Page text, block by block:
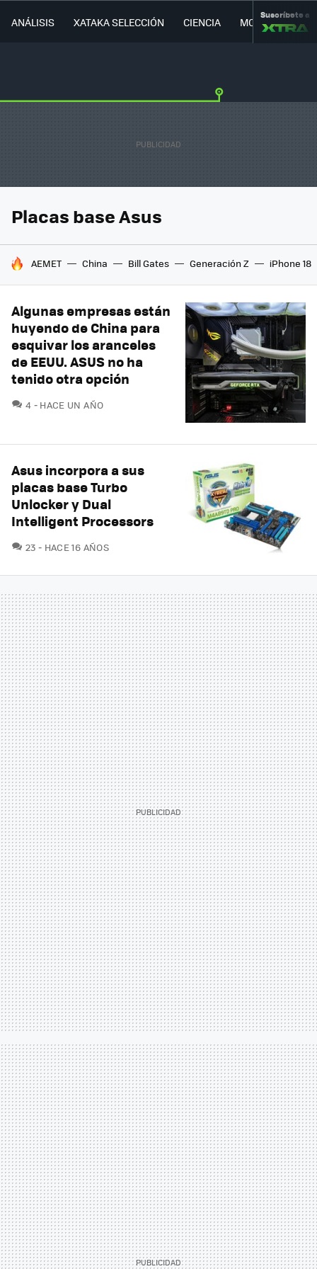
ANÁLISIS XATAKA SELECCIÓN CIENCIA MOVILIDAD
Suscríbete a
Placas base Asus
HOY SE HABLA DE
AEMET China Bill Gates Generación Z iPhone 18
Algunas empresas están
huyendo de China para
esquivar los aranceles
de EEUU. ASUS no ha
tenido otra opción
4 COMENTARIOS
HACE UN AÑO
Asus incorpora a sus
placas base Turbo
Unlocker y Dual
Intelligent Processors
23 COMENTARIOS
HACE 16 AÑOS